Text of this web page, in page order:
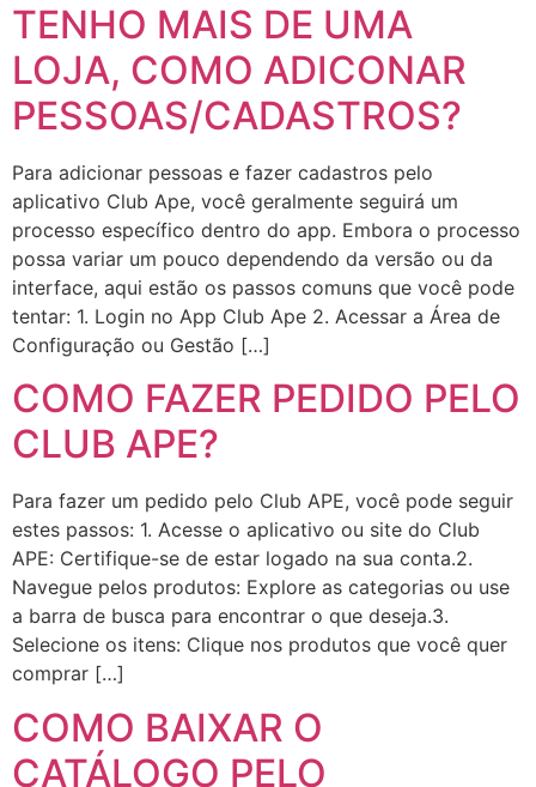
TENHO MAIS DE UMA
LOJA, COMO ADICONAR
PESSOAS/CADASTROS?
Para adicionar pessoas e fazer cadastros pelo
aplicativo Club Ape, você geralmente seguirá um
processo específico dentro do app. Embora o processo
possa variar um pouco dependendo da versão ou da
interface, aqui estão os passos comuns que você pode
tentar: 1. Login no App Club Ape 2. Acessar a Área de
Configuração ou Gestão […]
COMO FAZER PEDIDO PELO
CLUB APE?
Para fazer um pedido pelo Club APE, você pode seguir
estes passos: 1. Acesse o aplicativo ou site do Club
APE: Certifique-se de estar logado na sua conta.2.
Navegue pelos produtos: Explore as categorias ou use
a barra de busca para encontrar o que deseja.3.
Selecione os itens: Clique nos produtos que você quer
comprar […]
COMO BAIXAR O
CATÁLOGO PELO